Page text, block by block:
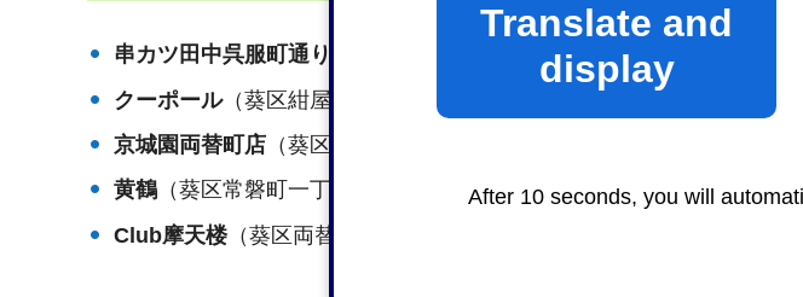
Translate and
display
After 10 seconds, you will
串カツ田中呉服町通り店
（葵区呉服町二丁目3-5）
クーポール（葵区紺屋町2-2）
京城園両替町店（葵区両替町2-5）
黄鶴（葵区常磐町一丁目1-1）
Club摩天楼（葵区両替町二丁目4-9十の字ビル1F）